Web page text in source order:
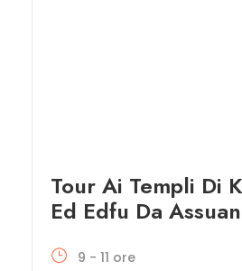
Tour Ai Templi Di
Ed Edfu Da Assuan
9 - 11 ore